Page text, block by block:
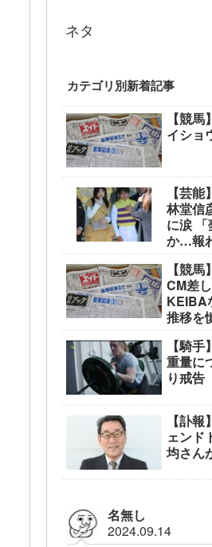
ネタ
カテゴリ別新着記事
【競
イショ
【芸
林堂信
に涙
か…報
【競
CM差
KEIBA
推移を
【騎
重量に
り戒
【訃
ェンド
均さん
名無し
2024.09.14